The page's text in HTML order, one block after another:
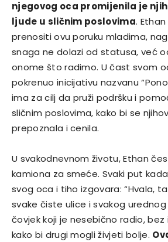
njegovog oca promijenila je
ljude u sličnim poslovima.
prenositi ovu poruku mladima,
snaga ne dolazi od statusa, već
onome što radimo. U čast svom
pokrenuo inicijativu nazvanu
ima za cilj da pruži podršku i
sličnim poslovima, kako bi se
prepoznala i cenila.
U svakodnevnom životu, Ethan
kamiona za smeće. Svaki put
svog oca i tiho izgovara: “Hvala,
svake čiste ulice i svakog
čovjek koji je nesebično radio, bez
kako bi drugi mogli živjeti bolje.